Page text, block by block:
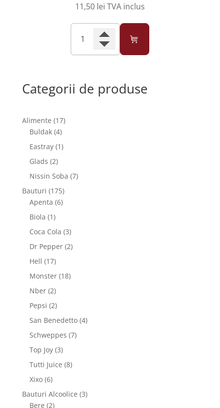
11,50 lei TVA inclus
Cantitate
Negro
Miere
Categorii de produse
Alimente 1717
Buldak 44
produse
Eastray 11
Glads 22
produse
Nissin Soba 77
Bauturi 175175
de
Apenta 66
Biola 11
produs
Coca Cola 33
produse
Dr Pepper 22
Hell 1717
produse
Monster 1818
Nber 22
produse
Pepsi 22
produse
San Benedetto 44
Schweppes 77
Top Joy 33
produse
Tutti Juice 88
Xixo 66
produse
Bauturi Alcoolice 33
Bere 22